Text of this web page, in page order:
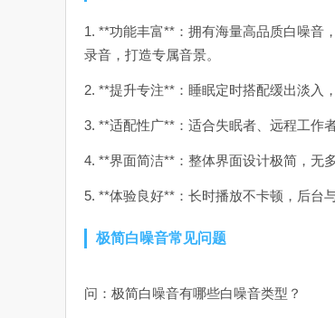
1. **功能丰富**：拥有海量高品质白噪音
录音，打造专属音景。
2. **提升专注**：睡眠定时搭配缓出淡入
3. **适配性广**：适合失眠者、远程工作
4. **界面简洁**：整体界面设计极简，无
5. **体验良好**：长时播放不卡顿，后台
极简白噪音常见问题
问：极简白噪音有哪些白噪音类型？